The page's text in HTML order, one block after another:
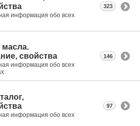
информация обо всех
323
масла.
свойства
информация обо всех
146
информация обо всех
97